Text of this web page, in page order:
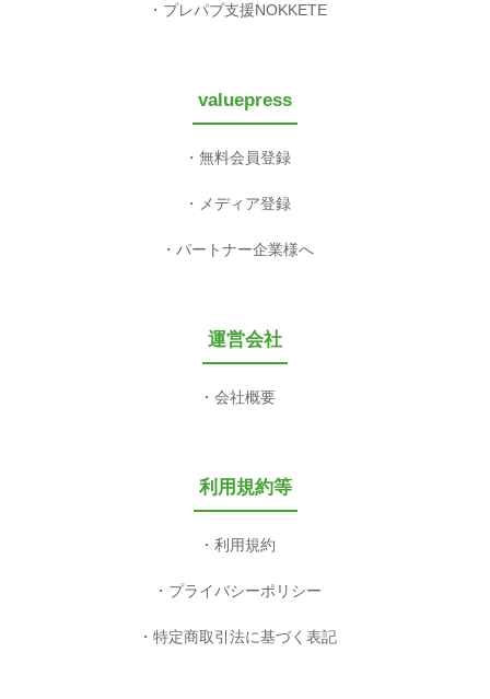
プレパブ支援NOKKETE
valuepress
無料会員登録
メディア登録
パートナー企業様へ
運営会社
会社概要
利用規約等
利用規約
プライバシーポリシー
特定商取引法に基づく表記